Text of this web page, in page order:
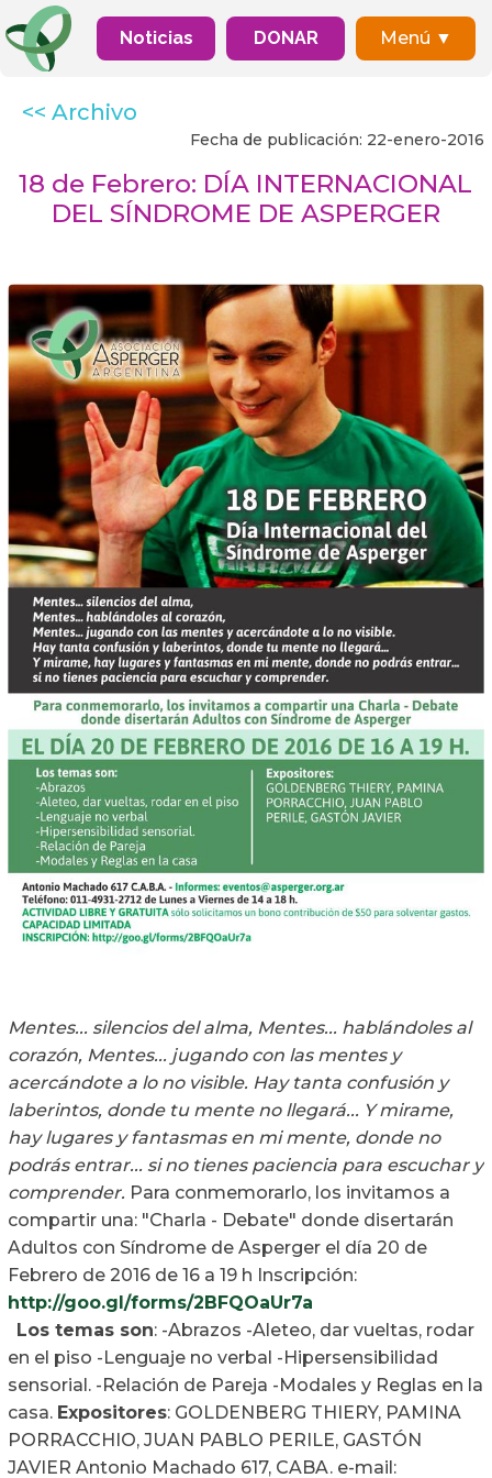
Noticias DONAR Menú ▼
<< Archivo
Fecha de publicación: 22-enero-2016
18 de Febrero: DÍA INTERNACIONAL
DEL SÍNDROME DE ASPERGER
Mentes... silencios del alma, Mentes... hablándoles al
corazón, Mentes... jugando con las mentes y
acercándote a lo no visible. Hay tanta confusión y
laberintos, donde tu mente no llegará... Y mirame,
hay lugares y fantasmas en mi mente, donde no
podrás entrar... si no tienes paciencia para escuchar y
comprender. Para conmemorarlo, los invitamos a
compartir una: "Charla - Debate" donde disertarán
Adultos con Síndrome de Asperger el día 20 de
Febrero de 2016 de 16 a 19 h Inscripción:
http://goo.gl/forms/2BFQOaUr7a
Los temas son: -Abrazos -Aleteo, dar vueltas, rodar
en el piso -Lenguaje no verbal -Hipersensibilidad
sensorial. -Relación de Pareja -Modales y Reglas en la
casa. Expositores: GOLDENBERG THIERY, PAMINA
PORRACCHIO, JUAN PABLO PERILE, GASTÓN
JAVIER Antonio Machado 617, CABA. e-mail: